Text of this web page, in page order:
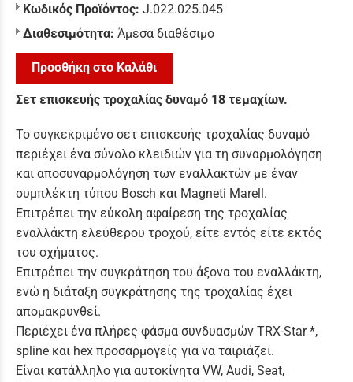
Κωδικός Προϊόντος: J.022.025.045
Διαθεσιμότητα: Άμεσα διαθέσιμο
Προσθήκη στο Καλάθι
Σετ επισκευής τροχαλίας δυναμό 18 τεμαχίων.
Το συγκεκριμένο σετ επισκευής τροχαλίας δυναμό
περιέχει ένα σύνολο κλειδιών για τη συναρμολόγηση
και αποσυναρμολόγηση των εναλλακτών με έναν
συμπλέκτη τύπου Bosch και Magneti Marell.
Επιτρέπει την εύκολη αφαίρεση της τροχαλίας
εναλλάκτη ελεύθερου τροχού, είτε εντός είτε εκτός
του οχήματος.
Επιτρέπει την συγκράτηση του άξονα του εναλλάκτη,
ενώ η διάταξη συγκράτησης της τροχαλίας έχει
απομακρυνθεί.
Περιέχει ένα πλήρες φάσμα συνδυασμών TRX-Star *,
spline και hex προσαρμογείς για να ταιριάζει.
Είναι κατάλληλο για αυτοκίνητα VW, Audi, Seat,